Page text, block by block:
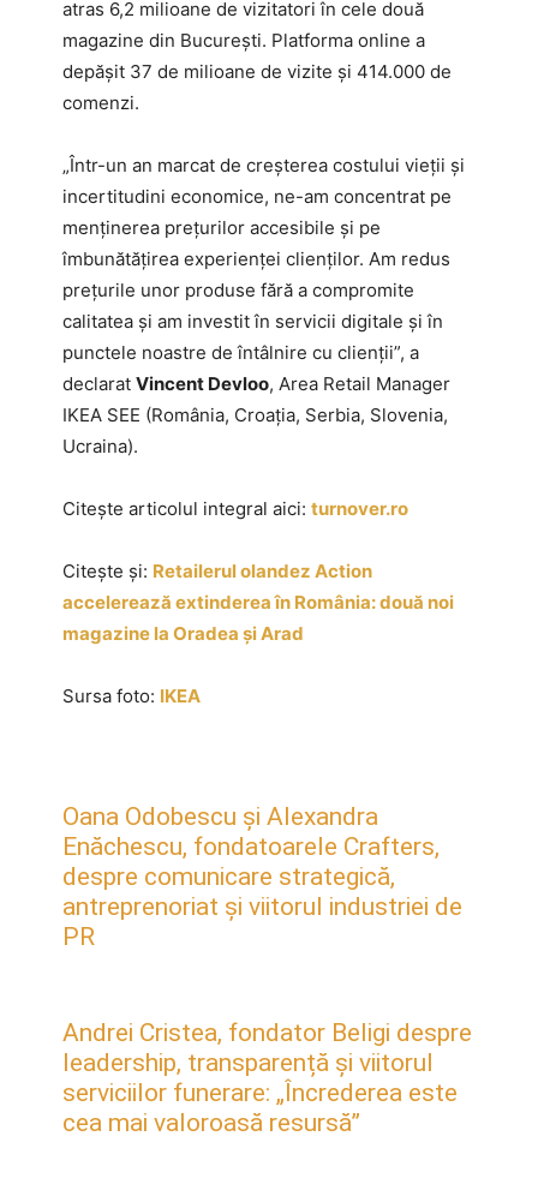
atras 6,2 milioane de vizitatori în cele două
magazine din București. Platforma online a
depășit 37 de milioane de vizite și 414.000 de
comenzi.
„Într-un an marcat de creșterea costului vieții și
incertitudini economice, ne-am concentrat pe
menținerea prețurilor accesibile și pe
îmbunătățirea experienței clienților. Am redus
prețurile unor produse fără a compromite
calitatea și am investit în servicii digitale și în
punctele noastre de întâlnire cu clienții”, a
declarat Vincent Devloo, Area Retail Manager
IKEA SEE (România, Croația, Serbia, Slovenia,
Ucraina).
Citește articolul integral aici: turnover.ro
Citește și: Retailerul olandez Action
accelerează extinderea în România: două noi
magazine la Oradea și Arad
Sursa foto: IKEA
Oana Odobescu și Alexandra
Enăchescu, fondatoarele Crafters,
despre comunicare strategică,
antreprenoriat și viitorul industriei de
PR
Andrei Cristea, fondator Beligi despre
leadership, transparență și viitorul
serviciilor funerare: „Încrederea este
cea mai valoroasă resursă”